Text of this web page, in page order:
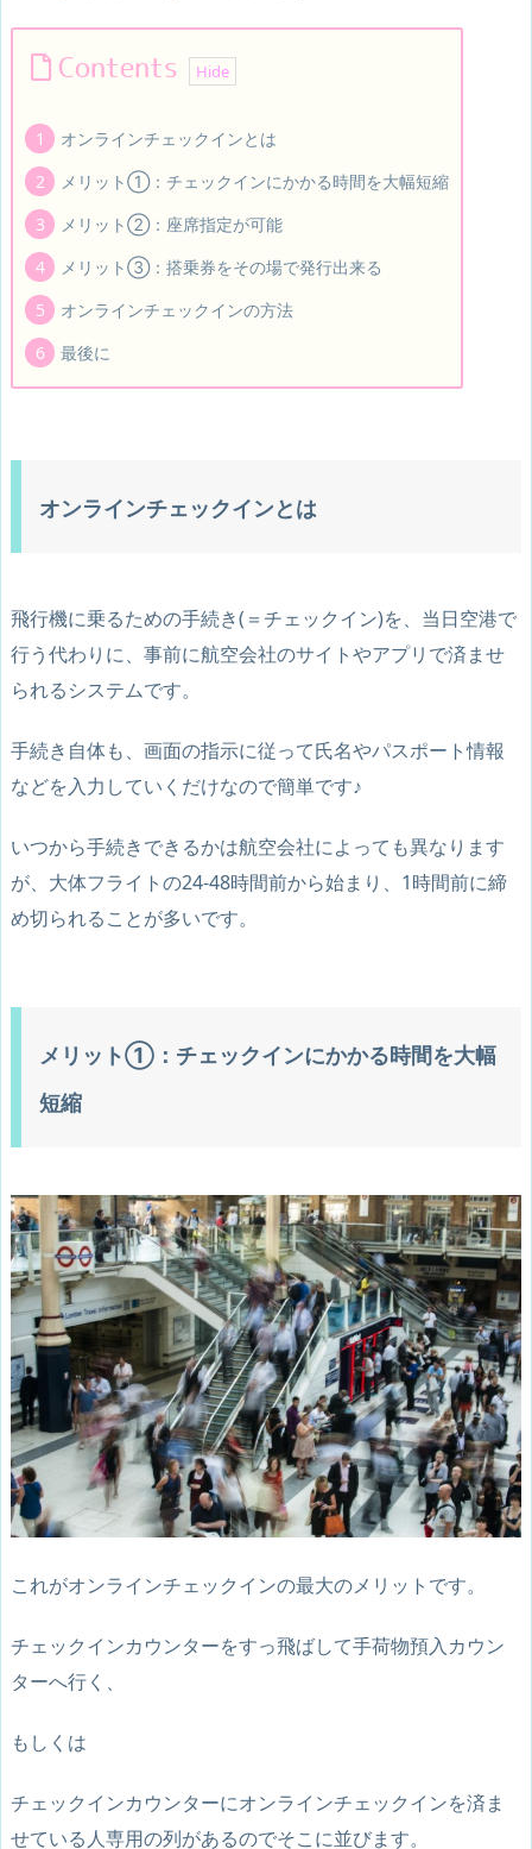
Contents
オンラインチェックインとは
メリット①：チェックインにかかる時間を大幅短縮
メリット②：座席指定が可能
メリット③：搭乗券をその場で発行出来る
オンラインチェックインの方法
最後に
オンラインチェックインとは
飛行機に乗るための手続き(＝チェックイン)を、当日空港で
行う代わりに、事前に航空会社のサイトやアプリで済ませ
られるシステムです。
手続き自体も、画面の指示に従って氏名やパスポート情報
などを入力していくだけなので簡単です♪
いつから手続きできるかは航空会社によっても異なります
が、大体フライトの24-48時間前から始まり、1時間前に締
め切られることが多いです。
メリット①：チェックインにかかる時間を大幅
短縮
これがオンラインチェックインの最大のメリットです。
チェックインカウンターをすっ飛ばして手荷物預入カウン
ターへ行く、
もしくは
チェックインカウンターにオンラインチェックインを済ま
せている人専用の列があるのでそこに並びます。